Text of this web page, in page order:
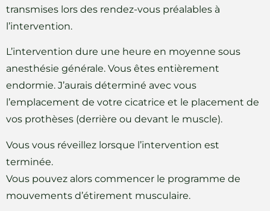
transmises lors des rendez-vous préalables à
l’intervention.
L’intervention dure une heure en moyenne sous
anesthésie générale. Vous êtes entièrement
endormie. J’aurais déterminé avec vous
l’emplacement de votre cicatrice et le placement de
vos prothèses (derrière ou devant le muscle).
Vous vous réveillez lorsque l’intervention est
terminée.
Vous pouvez alors commencer le programme de
mouvements d’étirement musculaire.